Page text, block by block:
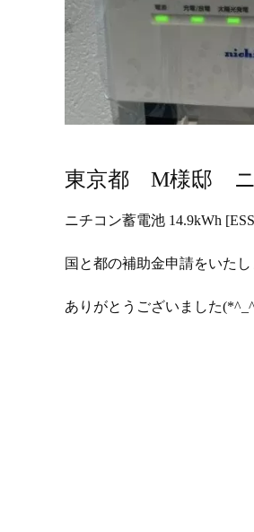
東京都 M様邸 ニ
ニチコン蓄電池 14.9kWh
国と都の補助金申請をいたし
ありがとうございました